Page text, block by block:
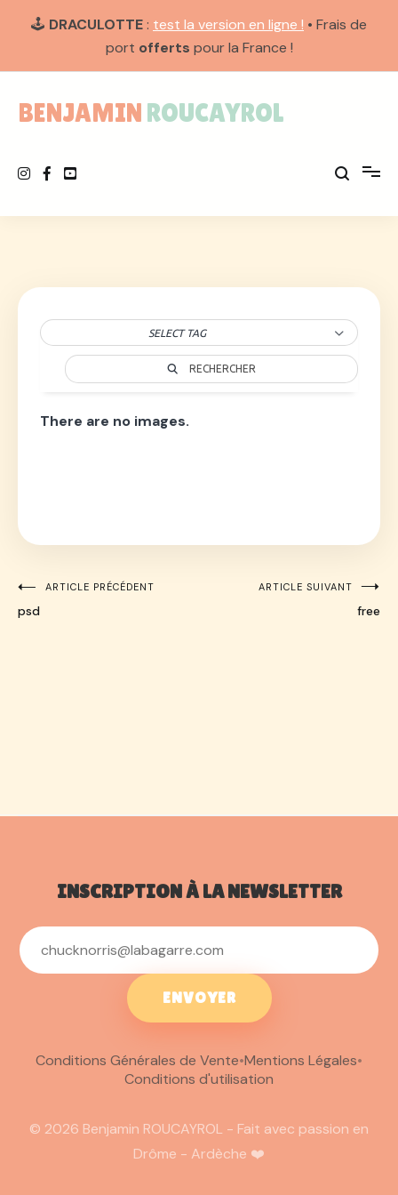
🕹️ DRACULOTTE: test la version en ligne ! • Frais de
port offerts pour la France !
contenu
BENJAMIN ROUCAYROL
SELECT TAG
RECHERCHER
There are no images.
Navigation
ARTICLE PRÉCÉDENT
psd
ARTICLE SUIVANT
free
INSCRIPTION À LA NEWSLETTER
ENVOYER
Conditions Générales de Vente•Mentions Légales•
Conditions d'utilisation
© 2026 Benjamin ROUCAYROL - Fait avec passion en
Drôme - Ardèche ❤️